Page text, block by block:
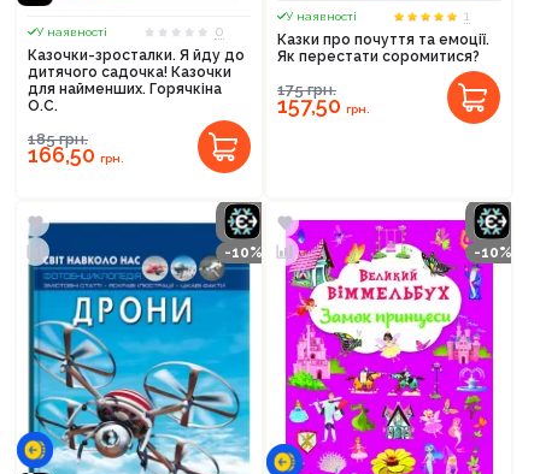
У наявності
0
Казочки-зросталки. Я йду до
дитячого садочка! Казочки
для найменших. Горячкіна
О.С.
185грн.
166,50 грн.
У наявності
1
Казки про почуття та емоції.
Як перестати соромитися?
175грн.
157,50 грн.
-10% -10%